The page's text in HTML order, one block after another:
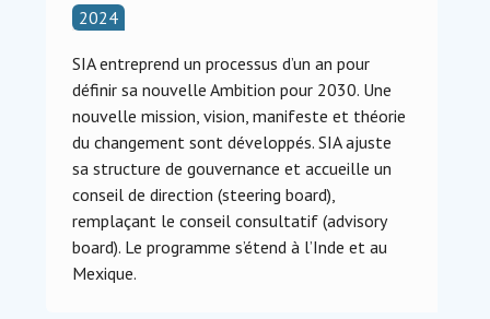
2024
SIA entreprend un processus d’un an pour
définir sa nouvelle Ambition pour 2030. Une
nouvelle mission, vision, manifeste et théorie
du changement sont développés. SIA ajuste
sa structure de gouvernance et accueille un
conseil de direction (steering board),
remplaçant le conseil consultatif (advisory
board). Le programme s’étend à l’Inde et au
Mexique.